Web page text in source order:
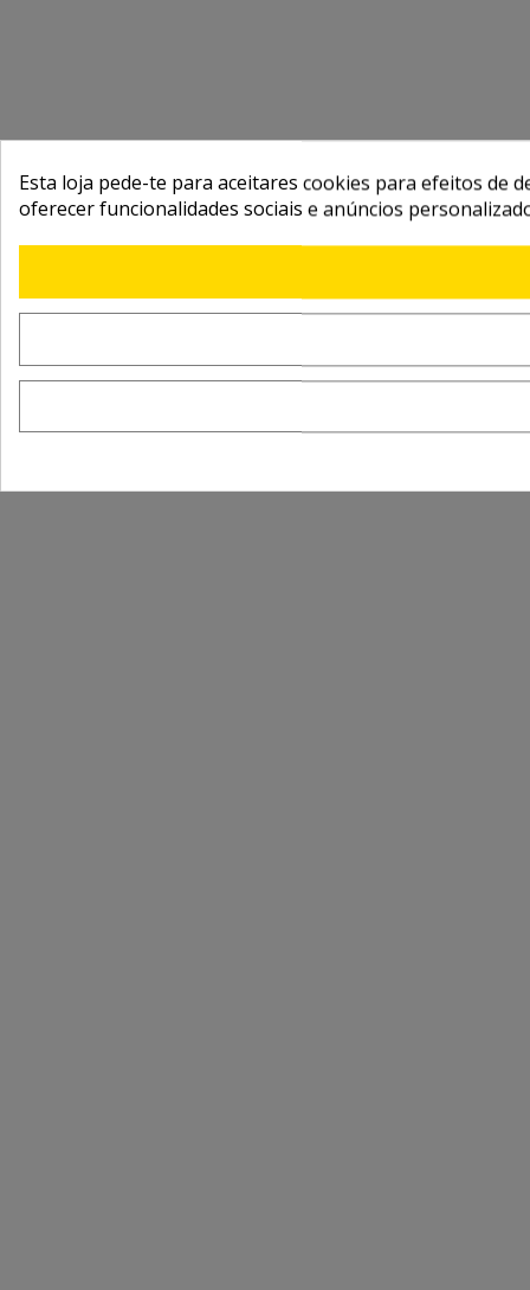
Esta loja pede-te para aceitares cookies para efeitos de
oferecer funcionalidades sociais e anúncios